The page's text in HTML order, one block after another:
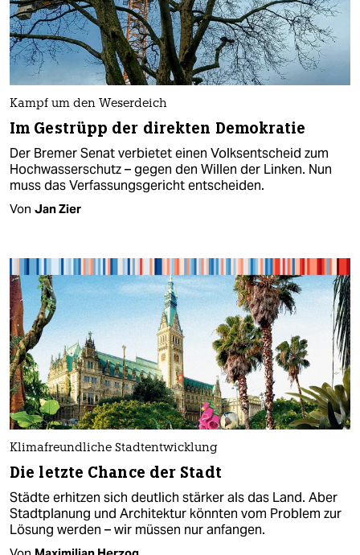
Kampf um den Weserdeich
Im Gestrüpp der direkten Demokratie
Der Bremer Senat verbietet einen Volksentscheid zum
Hochwasserschutz – gegen den Willen der Linken. Nun
muss das Verfassungsgericht entscheiden.
Von Jan Zier
Klimafreundliche Stadtentwicklung
Die letzte Chance der Stadt
Städte erhitzen sich deutlich stärker als das Land. Aber
Stadtplanung und Architektur könnten vom Problem zur
Lösung werden – wir müssen nur anfangen.